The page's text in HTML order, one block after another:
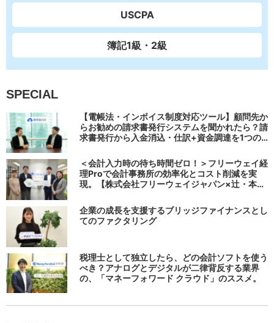
USCPA
簿記1級・2級
SPECIAL
【電帳法・インボイス制度対応ツール】顧問先か
らお勧めの請求書発行システムを聞かれたら？請
求書発行から入金消込・仕訳+資金調達を1つの
＜会計入力時の待ち時間ゼロ！＞フリーウェイ経
理Proで会計事務所の効率化とコスト削減を実
現。【株式会社フリーウェイジャパン×辻・本郷
企業の成長を支援するブリッジファイナンスとし
てのファクタリング
税理士として独立したら、どの会計ソフトを使う
べき？アナログとデジタルが二律背反する業界
の、「マネーフォワード クラウド」のススメ。